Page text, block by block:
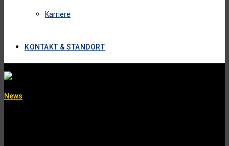
Karriere
KONTAKT & STANDORT
News